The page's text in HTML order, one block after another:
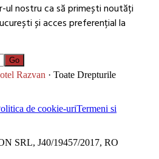
nostru ca să primești noutăți
și acces preferențial la
Go
Razvan · Toate Drepturile
de cookie-uriTermeni si
SRL, J40/19457/2017, RO